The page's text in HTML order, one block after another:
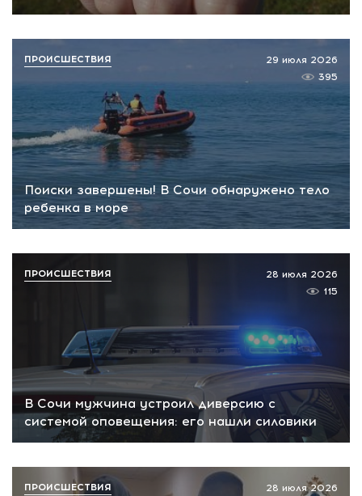
Поиски завершены! В Сочи обнаружено тело
ребенка в море
29 июля 2026
395
ПРОИСШЕСТВИЯ
В Сочи мужчина устроил диверсию с
системой оповещения: его нашли силовики
28 июля 2026
115
ПРОИСШЕСТВИЯ
28 июля 2026
ПРОИСШЕСТВИЯ